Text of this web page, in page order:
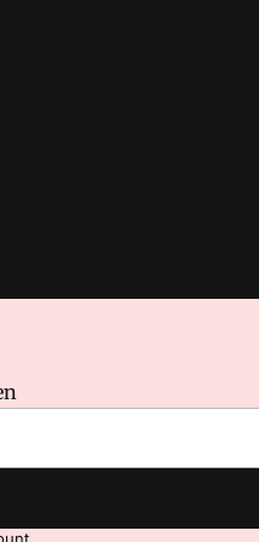
Lees inons manifestwaar